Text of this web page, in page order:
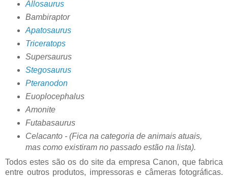
Allosaurus
Bambiraptor
Apatosaurus
Triceratops
Supersaurus
Stegosaurus
Pteranodon
Euoplocephalus
Amonite
Futabasaurus
Celacanto - (Fica na categoria de animais atuais,
mas como existiram no passado estão na lista).
Todos estes são os do site da empresa Canon, que fabrica
entre outros produtos, impressoras e câmeras fotográficas.